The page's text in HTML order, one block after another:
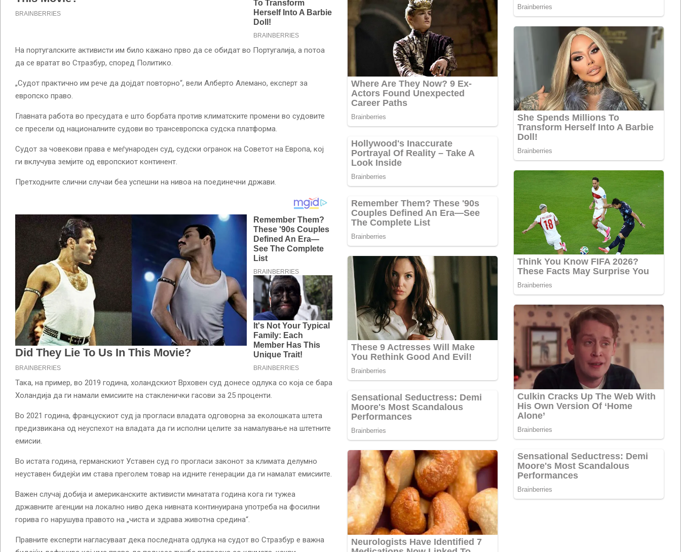
На португалските активисти им било кажано прво да се обидат во Португалија, а потоа
да се вратат во Стразбур, според Политико.
„Судот практично им рече да дојдат повторно“, вели Алберто Алемано, експерт за
европско право.
Главната работа во пресудата е што борбата против климатските промени во судовите
се пресели од националните судови во трансевропска судска платформа.
Судот за човекови права е меѓународен суд, судски огранок на Советот на Европа, кој
ги вклучува земјите од европскиот континент.
Претходните слични случаи беа успешни на нивоа на поединечни држави.
Така, на пример, во 2019 година, холандскиот Врховен суд донесе одлука со која се бара
Холандија да ги намали емисиите на стакленички гасови за 25 проценти.
Во 2021 година, францускиот суд ја прогласи владата одговорна за еколошката штета
предизвикана од неуспехот на владата да ги исполни целите за намалување на штетните
емисии.
Во истата година, германскиот Уставен суд го прогласи законот за климата делумно
неуставен бидејќи им става преголем товар на идните генерации да ги намалат емисиите.
Важен случај добија и американските активисти минатата година кога ги тужеа
државните агенции на локално ниво дека нивната континуирана употреба на фосилни
горива го нарушува правото на „чиста и здрава животна средина“.
Правните експерти нагласуваат дека последната одлука на судот во Стразбур е важна